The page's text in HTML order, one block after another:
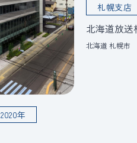
2020年
札幌支店
北海道放
北海道 札幌市